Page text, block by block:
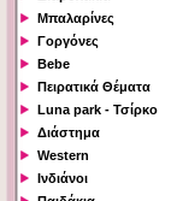
Μπαλαρίνες
Γοργόνες
Bebe
Πειρατικά Θέματα
Luna park - Τσίρκο
Διάστημα
Western
Ινδιάνοι